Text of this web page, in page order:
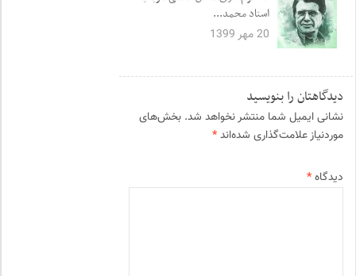
استاد محمد...
20 مهر 1399
دیدگاهتان را بنویسید
نشانی ایمیل شما منتشر نخواهد شد. بخش‌های
موردنیاز علامت‌گذاری شده‌اند*
دیدگاه*